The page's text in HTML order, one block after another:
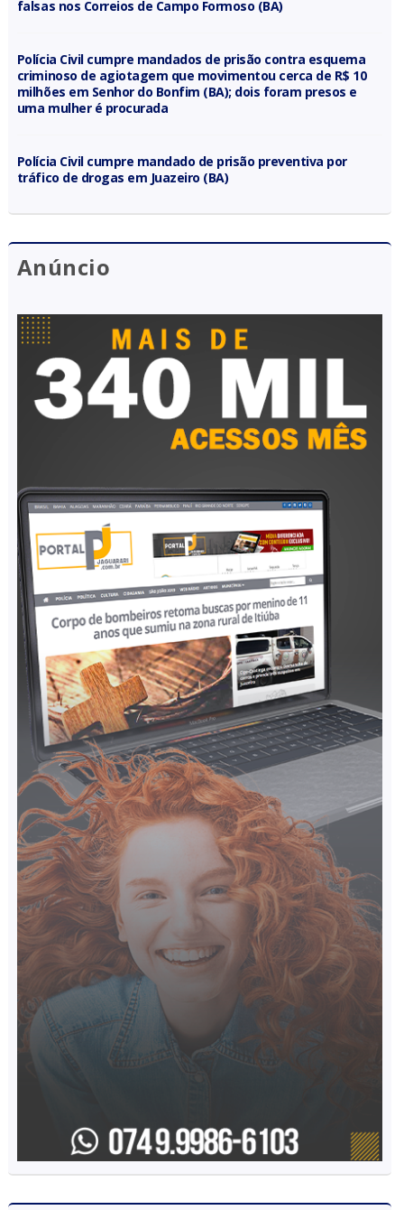
falsas nos Correios de Campo Formoso (BA)
Polícia Civil cumpre mandados de prisão contra esquema
criminoso de agiotagem que movimentou cerca de R$ 10
milhões em Senhor do Bonfim (BA); dois foram presos e
uma mulher é procurada
Polícia Civil cumpre mandado de prisão preventiva por
tráfico de drogas em Juazeiro (BA)
Anúncio